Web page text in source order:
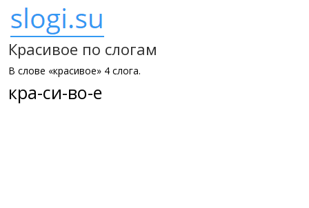
Красивое по слогам
В слове «красивое» 4 слога.
кра-си-во-е